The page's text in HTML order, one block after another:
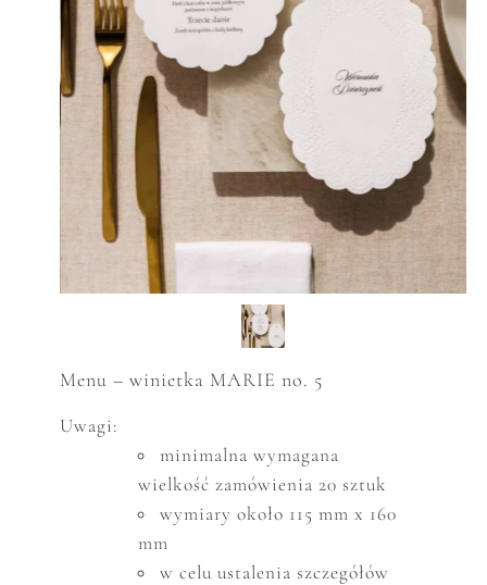
Menu – winietka MARIE no. 5
Uwagi:
minimalna wymagana
wielkość zamówienia 20 sztuk
wymiary około 115 mm x 160
mm
w celu ustalenia szczegółów